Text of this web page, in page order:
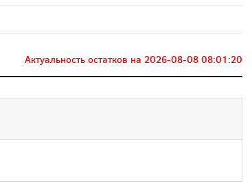
Актуальность остатков на 2026-08-08 08:01:20